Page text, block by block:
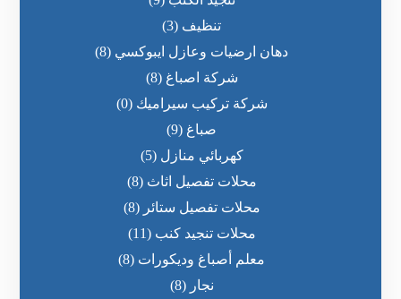
تنظيف (3)
دهان ارضيات وعازل ايبوكسي (8)
شركة اصباغ (8)
شركة تركيب سيراميك (0)
صباغ (9)
كهربائي منازل (5)
محلات تفصيل اثاث (8)
محلات تفصيل ستائر (8)
محلات تنجيد كنب (11)
معلم أصباغ وديكورات (8)
نجار (8)